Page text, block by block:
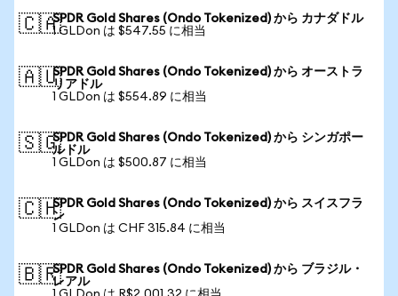
🇨🇦SPDR Gold Shares (Ondo Tokenized) から カナダドル
1 GLDon は $547.55 に相当
🇦🇺SPDR Gold Shares (Ondo Tokenized) から オーストラ
リアドル
1 GLDon は $554.89 に相当
🇸🇬SPDR Gold Shares (Ondo Tokenized) から シンガポー
ルドル
1 GLDon は $500.87 に相当
🇨🇭SPDR Gold Shares (Ondo Tokenized) から スイスフラ
ン
1 GLDon は CHF 315.84 に相当
🇧🇷SPDR Gold Shares (Ondo Tokenized) から ブラジル・
レアル